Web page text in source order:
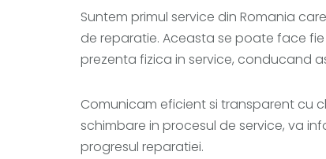
Suntem primul service din Romania
de reparatie. Aceasta se poate face fie
prezenta fizica in service, conducand
Comunicam eficient si transparent cu
schimbare in procesul de service, va
progresul reparatiei.